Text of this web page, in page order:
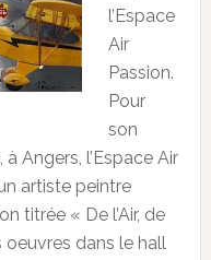
l’Espace
Air
Passion.
Pour
son
Angers, l’Espace Air
artiste peintre
titrée « De l’Air, de
oeuvres dans le hall